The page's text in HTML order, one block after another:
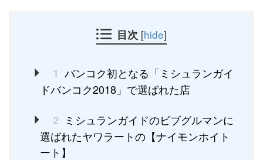
目次 [hide]
1 バンコク初となる「ミシュランガイ
ドバンコク2018」で選ばれた店
2 ミシュランガイドのビブグルマンに
選ばれたヤワラートの【ナイモンホイト
ート】